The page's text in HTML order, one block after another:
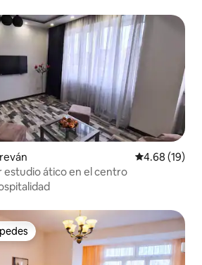
Calificación
4.68 (19)
estudio ático en el centro